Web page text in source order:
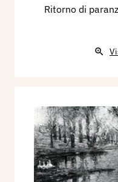
Milano, Gorlich, p.
1996 - La Biennale
Emilia, Edizioni
Ritorno di